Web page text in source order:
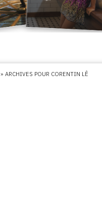
»ARCHIVES POUR CORENTIN LÊ